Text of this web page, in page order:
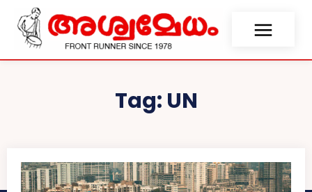
Tag: UN